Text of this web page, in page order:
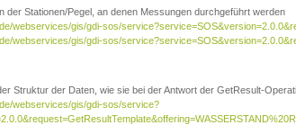
der Stationen/Pegel, an denen Messungen durchgeführt werden
webservices/gis/gdi-sos/
webservices/gis/gdi-sos/
Struktur der Daten, wie sie bei der Antwort der GetResult-
webservices/gis/gdi-sos/service?